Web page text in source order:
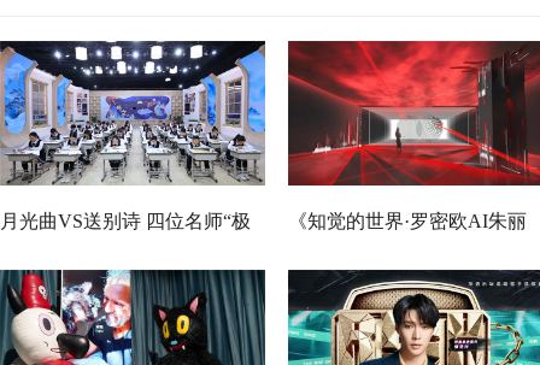
月光曲VS送别诗 四位名师“极
限挑战”谁能晋级总决赛？
《知觉的世界·罗密欧AI朱丽
叶》早鸟票正式开售 解锁沉
式当代艺术大展全新玩法